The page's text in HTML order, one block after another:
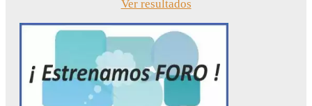
Ver resultados